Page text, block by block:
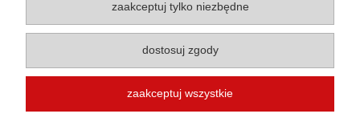
Informacje
zaakceptuj tylko niezbędne
dostosuj zgody
zaakceptuj wszystkie